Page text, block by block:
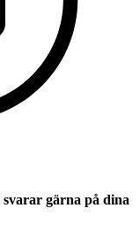
gärna på dina